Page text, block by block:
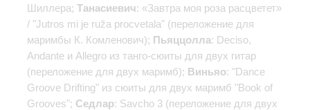
Шиллера; Танасиевич: «Завтра моя роза расцветет»
/ "Jutros mi je ruža procvetala" (переложение для
маримбы К. Комленович); Пьяццолла: Deciso,
Andante и Allegro из танго-сюиты для двух гитар
(переложение для двух маримб); Виньяо: "Dance
Groove Drifting" из сюиты для двух маримб "Book of
Grooves"; Седлар: Savcho 3 (переложение для двух